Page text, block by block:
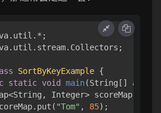
SortByKeyExample {
static void main(String[] args)
Integer> scoreMap =
"Tom" , 85);